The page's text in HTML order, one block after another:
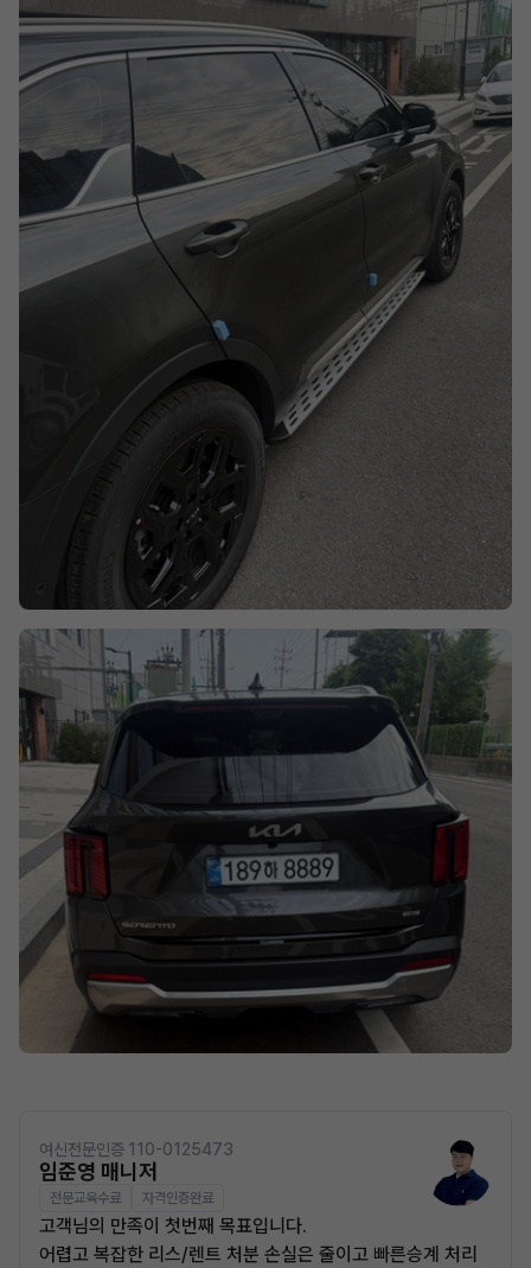
여신전문인증 110-0125473
임준영 매니저
전문교육수료 자격인증완료
고객님의 만족이 첫번째 목표입니다.
어렵고 복잡한 리스/렌트 처분 손실은 줄이고 빠른승계 처리